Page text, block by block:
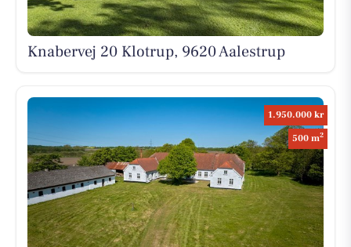
Knabervej 20 Klotrup, 9620 Aalestrup
1.950.000 kr
500 m2